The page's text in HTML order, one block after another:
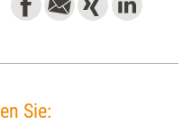
Sie: